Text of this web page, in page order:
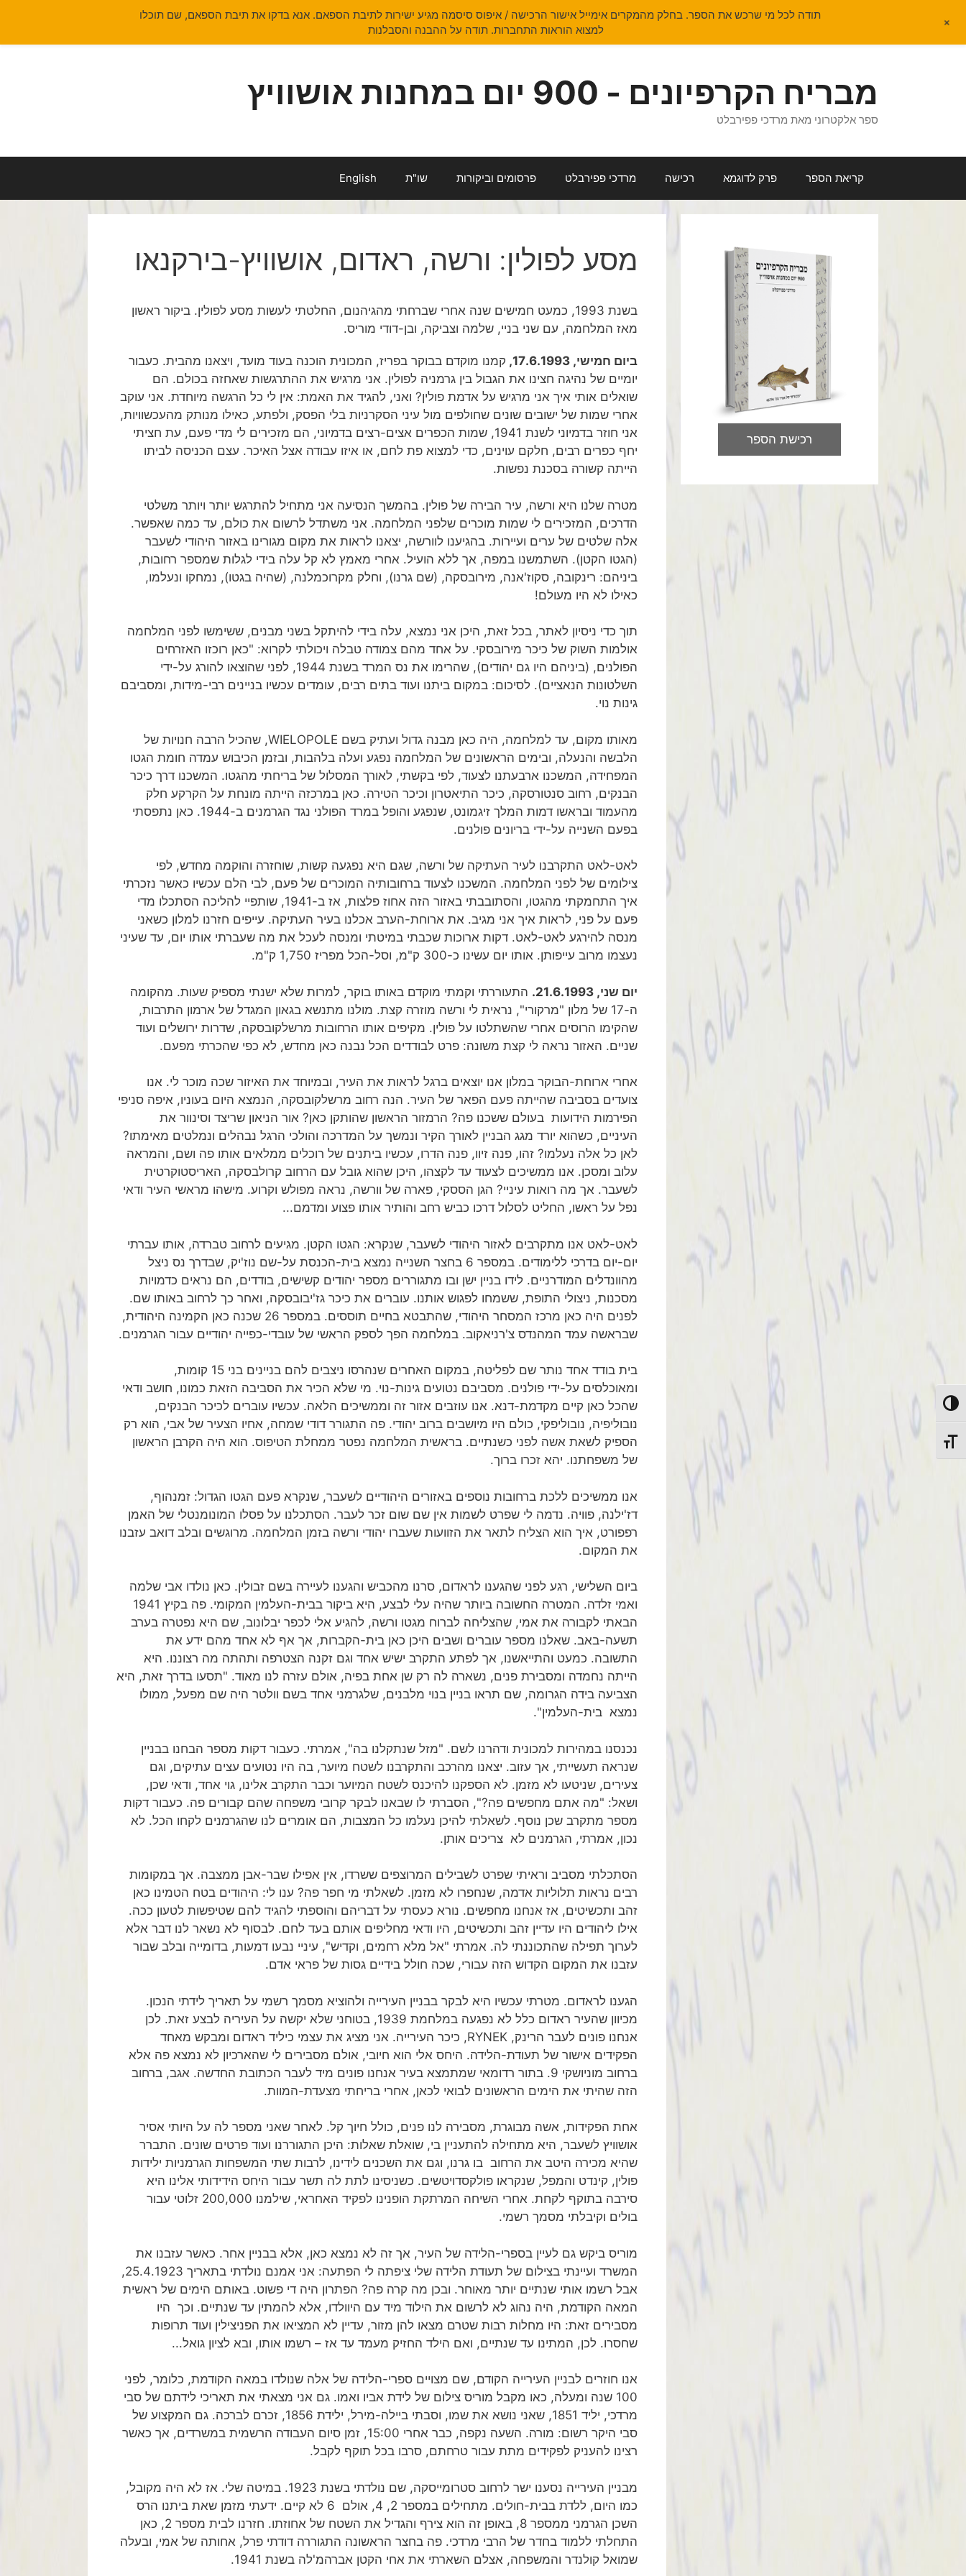
מתג ניגודיות גבוהה
מתג גודל גופן
מבריח הקרפיונים - 900 יום במחנות אושוויץ
ספר אלקטרוני מאת מרדכי פפירבלט
קריאת הספר פרק לדוגמא רכישה מרדכי פפירבלט פרסומים וביקורות שו"ת English
מסע לפולין: ורשה, ראדום, אושוויץ-בירקנאו
בשנת 1993, כמעט חמישים שנה אחרי שברחתי מהגיהנום, החלטתי לעשות מסע לפולין. ביקור ראשון
מאז המלחמה, עם שני בניי, שלמה וצביקה, ובן-דודי מוריס.
ביום חמישי, 17.6.1993,
קמנו מוקדם בבוקר בפריז, המכונית הוכנה בעוד מועד, ויצאנו מהבית. כעבור
יומיים של נהיגה חצינו את הגבול בין גרמניה לפולין. אני מרגיש את ההתרגשות שאחזה בכולם. הם
שואלים אותי איך אני מרגיש על אדמת פולין? ואני, להגיד את האמת: אין לי כל הרגשה מיוחדת. אני עוקב
אחרי שמות של ישובים שונים שחולפים מול עיני הסקרניות בלי הפסק, ולפתע, כאילו מנותק מהעכשוויות,
אני חוזר בדמיוני לשנת 1941, שמות הכפרים אצים-רצים בדמיוני, הם מזכירים לי מדי פעם, עת חציתי
יחף כפרים רבים, חלקם עוינים, כדי למצוא פת לחם, או איזו עבודה אצל האיכר. עצם הכניסה לביתו
הייתה קשורה בסכנת נפשות.
מטרה שלנו היא ורשה, עיר הבירה של פולין. בהמשך הנסיעה אני מתחיל להתרגש יותר ויותר משלטי
הדרכים, המזכירים לי שמות מוכרים שלפני המלחמה. אני משתדל לרשום את כולם, עד כמה שאפשר.
אלה שלטים של ערים ועיירות. בהגיענו לוורשה, יצאנו לראות את מקום מגורינו באזור היהודי לשעבר
(הגטו הקטן). השתמשנו במפה, אך ללא הועיל. אחרי מאמץ לא קל עלה בידי לגלות שמספר רחובות,
ביניהם: רינקובה, סקוז'אנה, מירובסקה, (שם גרנו), וחלק מקרוכמלנה, (שהיה בגטו), נמחקו ונעלמו,
כאילו לא היו מעולם!
תוך כדי ניסיון לאתר, בכל זאת, היכן אני נמצא, עלה בידי להיתקל בשני מבנים, ששימשו לפני המלחמה
אולמות השוק של כיכר מירובסקי. על אחד מהם צמודה טבלה ויכולתי לקרוא: "כאן רוכזו האזרחים
הפולנים, (ביניהם היו גם יהודים), שהרימו את נס המרד בשנת 1944, לפני שהוצאו להורג על-ידי
השלטונות הנאציים). לסיכום: במקום ביתנו ועוד בתים רבים, עומדים עכשיו בניינים רבי-מידות, ומסביבם
גינות נוי.
מאותו מקום, עד למלחמה, היה כאן מבנה גדול ועתיק בשם WIELOPOLE, שהכיל הרבה חנויות של
הלבשה והנעלה, ובימים הראשונים של המלחמה נפגע ועלה בלהבות, ובזמן הכיבוש עמדה חומת הגטו
המפחידה, המשכנו ארבעתנו לצעוד, לפי בקשתי, לאורך המסלול של בריחתי מהגטו. המשכנו דרך כיכר
הבנקים, רחוב סנטורסקה, כיכר התיאטרון וכיכר הטירה. כאן במרכזה הייתה מונחת על הקרקע חלק
מהעמוד ובראשו דמות המלך זיגמונט, שנפגע והופל במרד הפולני נגד הגרמנים ב-1944. כאן נתפסתי
בפעם השנייה על-ידי בריונים פולנים.
לאט-לאט התקרבנו לעיר העתיקה של ורשה, שגם היא נפגעה קשות, שוחזרה והוקמה מחדש, לפי
צילומים של לפני המלחמה. המשכנו לצעוד ברחובותיה המוכרים של פעם, לבי הלם עכשיו כאשר נזכרתי
איך התחמקתי מהגטו, והסתובבתי באזור הזה אחוז פלצות, אז ב-1941, שותפיי להליכה הסתכלו מדי
פעם על פני, לראות איך אני מגיב. את ארוחת-הערב אכלנו בעיר העתיקה. עייפים חזרנו למלון כשאני
מנסה להירגע לאט-לאט. דקות ארוכות שכבתי במיטתי ומנסה לעכל את מה שעברתי אותו יום, עד שעיני
נעצמו מרוב עייפותן. אותו יום עשינו כ-300 ק"מ, וסל-הכל מפריז 1,750 ק"מ.
יום שני, 21.6.1993.
התעוררתי וקמתי מוקדם באותו בוקר, למרות שלא ישנתי מספיק שעות. מהקומה
ה-17 של מלון "מרקורי", נראית לי ורשה מוזרה קצת. מולנו מתנשא בגאון המגדל של ארמון התרבות,
שהקימו הרוסים אחרי שהשתלטו על פולין. מקיפים אותו הרחובות מרשלקובסקה, שדרות ירושלים ועוד
שניים. האזור נראה לי קצת משונה: פרט לבודדים הכל נבנה כאן מחדש, לא כפי שהכרתי מפעם.
אחרי ארוחת-הבוקר במלון אנו יוצאים ברגל לראות את העיר, ובמיוחד את האיזור שכה מוכר לי. אנו
צועדים בסביבה שהייתה פעם הפאר של העיר. הנה רחוב מרשלקובסקה, הנמצא היום בעוניו, איפה סניפי
הפירמות הידועות בעולם ששכנו פה? הרמזור הראשון שהותקן כאן? אור הניאון שריצד וסינוור את
העיניים, כשהוא יורד מגג הבניין לאורך הקיר ונמשך על המדרכה והולכי הרגל נבהלים ונמלטים מאימתו?
לאן כל אלה נעלמו? זהו, פנה זיוו, פנה הדרו, עכשיו ביתנים של רוכלים ממלאים אותו פה ושם, והמראה
עלוב ומסכן. אנו ממשיכים לצעוד עד לקצהו, היכן שהוא גובל עם הרחוב קרולבסקה, האריסטוקרטית
לשעבר. אך מה רואות עיניי? הגן הססקי, פארה של וורשה, נראה מפולש וקרוע. מישהו מראשי העיר ודאי
נפל על ראשו, החליט לסלול דרכו כביש רחב והותיר אותו פצוע ומדמם...
לאט-לאט אנו מתקרבים לאזור היהודי לשעבר, שנקרא: הגטו הקטן. מגיעים לרחוב טברדה, אותו עברתי
יום-יום בדרכי ללימודים. במספר 6 בחצר השנייה נמצא בית-הכנסת על-שם נוז'יק, שבדרך נס ניצל
מהוונדלים המודרניים. לידו בניין ישן ובו מתגוררים מספר יהודים קשישים, בודדים, הם נראים כדמויות
מסכנות, ניצולי התופת, ששמחו לפגוש אותנו. עוברים את כיכר גז'יבובסקה, ואחר כך לרחוב באותו שם.
לפנים היה כאן מרכז המסחר היהודי, שהתבטא בחיים תוססים. במספר 26 שכנה כאן הקמינה היהודית,
שבראשה עמד המהנדס צ'רניאקוב. במלחמה הפך לספק הראשי של עובדי-כפייה יהודיים עבור הגרמנים.
בית בודד אחד נותר שם לפליטה, במקום האחרים שנהרסו ניצבים להם בניינים בני 15 קומות,
ומאוכלסים על-ידי פולנים. מסביבם נטועים גינות-נוי. מי שלא הכיר את הסביבה הזאת כמונו, חושב ודאי
שהכל כאן קיים מקדמת-דנא. אנו עוזבים אזור זה וממשיכים הלאה. עכשיו עוברים לכיכר הבנקים,
נובוליפיה, נובוליפקי, כולם היו מיושבים ברוב יהודי. פה התגורר דודי שמחה, אחיו הצעיר של אבי, הוא רק
הספיק לשאת אשה לפני כשנתיים. בראשית המלחמה נפטר ממחלת הטיפוס. הוא היה הקרבן הראשון
של משפחתנו. יהא זכרו ברוך.
אנו ממשיכים ללכת ברחובות נוספים באזורים היהודיים לשעבר, שנקרא פעם הגטו הגדול: זמנהוף,
דז'ילנה, פוויה. נדמה לי שפרט לשמות אין שם שום זכר לעבר. הסתכלנו על פסלו המונומנטלי של האמן
רפפורט, איך הוא הצליח לתאר את הזוועות שעברו יהודי ורשה בזמן המלחמה. מרוגשים ובלב דואב עזבנו
את המקום.
ביום השלישי, רגע לפני שהגענו לראדום, סרנו מהכביש והגענו לעיירה בשם זבולין. כאן נולדו אבי שלמה
ואמי זלדה. המטרה החשובה ביותר שהיה עלי לבצע, היא ביקור בבית-העלמין המקומי. פה בקיץ 1941
הבאתי לקבורה את אמי, שהצליחה לברוח מגטו ורשה, להגיע אלי לכפר יבלונוב, שם היא נפטרה בערב
תשעה-באב. שאלנו מספר עוברים ושבים היכן כאן בית-הקברות, אך אף לא אחד מהם ידע את
התשובה. כמעט והתייאשנו, אך לפתע התקרב ישיש אחד וגם זקנה הצטרפה ותהתה מה רצוננו. היא
הייתה נחמדה ומסבירת פנים, נשארה לה רק שן אחת בפיה, אולם עזרה לנו מאוד. "תסעו בדרך זאת, היא
הצביעה בידה הגרומה, שם תראו בניין בנוי מלבנים, שלגרמני אחד בשם וולטר היה שם מפעל, ממולו
נמצא בית-העלמין".
נכנסנו במהירות למכונית ודהרנו לשם. "מזל שנתקלנו בה", אמרתי. כעבור דקות מספר הבחנו בבניין
שנראה תעשייתי, אך עזוב. יצאנו מהרכב והתקרבנו לשטח מיוער, בה היו נטועים עצים עתיקים, וגם
צעירים, שניטעו לא מזמן. לא הספקנו להיכנס לשטח המיוער וכבר התקרב אלינו, גוי אחד, ודאי שכן,
ושאל: "מה אתם מחפשים פה?", הסברתי לו שבאנו לבקר קרובי משפחה שהם קבורים פה. כעבור דקות
מספר מתקרב שכן נוסף. לשאלתי להיכן נעלמו כל המצבות, הם אומרים לנו שהגרמנים לקחו הכל. לא
נכון, אמרתי, הגרמנים לא צריכים אותן.
הסתכלתי מסביב וראיתי שפרט לשבילים המרוצפים ששרדו, אין אפילו שבר-אבן ממצבה. אך במקומות
רבים נראות תלוליות אדמה, שנחפרו לא מזמן. לשאלתי מי חפר פה? ענו לי: היהודים בטח הטמינו כאן
זהב ותכשיטים, אז אנחנו מחפשים. נורא כעסתי על דבריהם והוספתי להגיד להם שטיפשות לטעון ככה.
אילו ליהודים היו עדיין זהב ותכשיטים, היו ודאי מחליפים אותם בעד לחם. לבסוף לא נשאר לנו דבר אלא
לערוך תפילה שהתכוננתי לה. אמרתי "אל מלא רחמים, וקדיש", עיניי נבעו דמעות, בדומייה ובלב שבור
עזבנו את המקום הקדוש הזה עבורי, שכה חולל בידיים גסות של פראי אדם.
הגענו לראדום. מטרתי עכשיו היא לבקר בבניין העירייה ולהוציא מסמך רשמי על תאריך לידתי הנכון.
מכיוון שהעיר ראדום כלל לא נפגעה במלחמת 1939, בטוחני שלא יקשה על העיריה לבצע זאת. לכן
אנחנו פונים לעבר הרינק, RYNEK, כיכר העירייה. אני מציג את עצמי כיליד ראדום ומבקש מאחד
הפקידים אישור של תעודת-הלידה. היחס אלי הוא חיובי, אולם מסבירים לי שהארכיון לא נמצא פה אלא
ברחוב מוניושקי 9. בתור רדומאי שמתמצא בעיר אנחנו פונים מיד לעבר הכתובת החדשה. אגב, ברחוב
הזה שהיתי את הימים הראשונים לבואי לכאן, אחרי בריחתי מצעדת-המוות.
אחת הפקידות, אשה מבוגרת, מסבירה לנו פנים, כולל חיוך קל. לאחר שאני מספר לה על היותי אסיר
אושוויץ לשעבר, היא מתחילה להתעניין בי, שואלת שאלות: היכן התגוררנו ועוד פרטים שונים. התברר
שהיא מכירה היטב את הרחוב בו גרנו, וגם את השכנים לידינו, לרבות שתי המשפחות הגרמניות ילידות
פולין, קינדט והמפל, שנקראו פולקסדויטשים. כשניסינו לתת לה תשר עבור היחס הידידותי אלינו היא
סירבה בתוקף לקחת. אחרי השיחה המרתקת הופנינו לפקיד האחראי, שילמנו 200,000 זלוטי עבור
בולים וקיבלתי מסמך רשמי.
מוריס ביקש גם לעיין בספרי-הלידה של העיר, אך זה לא נמצא כאן, אלא בבניין אחר. כאשר עזבנו את
המשרד ועיינתי בצילום של תעודת הלידה שלי ציפתה לי הפתעה: אני אמנם נולדתי בתאריך 25.4.1923,
אבל רשמו אותי שנתיים יותר מאוחר. ובכן מה קרה פה? הפתרון היה די פשוט. באותם הימים של ראשית
המאה הקודמת, היה נהוג לא לרשום את הילוד מיד עם היוולדו, אלא להמתין עד שנתיים. וכך היו
מסבירים זאת: היו מחלות רבות שטרם מצאו להן מזור, עדיין לא המציאו את הפניצילין ועוד תרופות
שחסרו. לכן, המתינו עד שנתיים, ואם הילד החזיק מעמד עד אז – רשמו אותו, ובא לציון גואל...
אנו חוזרים לבניין העירייה הקודם, שם מצויים ספרי-הלידה של אלה שנולדו במאה הקודמת, כלומר, לפני
100 שנה ומעלה, כאו מקבל מוריס צילום של לידת אביו ואמו. גם אני מצאתי את תאריכי לידתם של סבי
מרדכי, יליד 1851, שאני נושא את שמו, וסבתי ביילה-מירל, ילידת 1856, זכרם לברכה. גם המקצוע של
סבי היקר רשום: מורה. השעה נקפה, כבר אחרי 15:00, זמן סיום העבודה הרשמית במשרדים, אך כאשר
רצינו להעניק לפקידים מתת עבור טרחתם, סרבו בכל תוקף לקבל.
מבניין העירייה נסענו ישר לרחוב סטרומייסקה, שם נולדתי בשנת 1923. במיטה שלי. אז לא היה מקובל,
כמו היום, ללדת בבית-חולים. מתחילים במספר 2, 4, אולם 6 לא קיים. ידעתי מזמן שאת ביתנו הרס
השכן הגרמני ממספר 8, באופן זה הוא צירף והגדיל את השטח של אחוזתו. חזרנו לבית מספר 2, כאן
התחלתי ללמוד בחדר של הרבי מרדכי. פה בחצר הראשונה התגוררה דודתי פרל, אחותה של אמי, ובעלה
שמואל קולנדר והמשפחה, אצלם השארתי את אחי הקטן אברהמ'לה בשנת 1941.
רכישת הספר
תודה לכל מי שרכש את הספר. בחלק מהמקרים אימייל אישור הרכישה / איפוס סיסמה מגיע ישירות לתיבת הספאם. אנא בדקו את תיבת הספאם, שם תוכלו
למצוא הוראות התחברות. תודה על ההבנה והסבלנות
+